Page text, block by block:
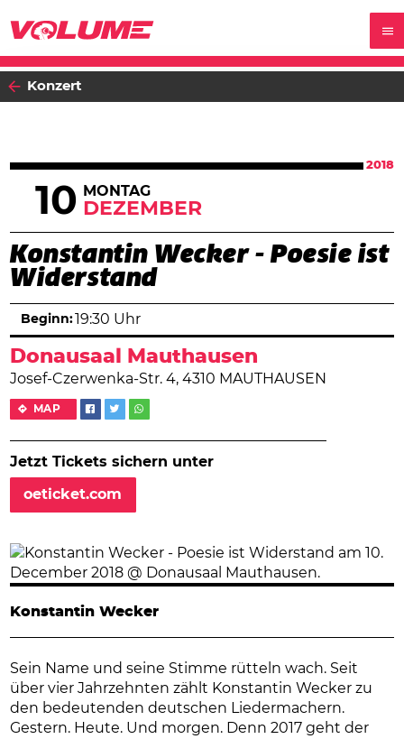
Konzert
2018
10 MONTAG
DEZEMBER
Konstantin Wecker - Poesie ist
Widerstand
Donausaal Mauthausen
Josef-Czerwenka-Str. 4, 4310 MAUTHAUSEN
MAP
Jetzt Tickets sichern unter
oeticket.com
Beginn: 19:30 Uhr
Konstantin Wecker
Sein Name und seine Stimme rütteln wach. Seit
über vier Jahrzehnten zählt Konstantin Wecker zu
den bedeutenden deutschen Liedermachern.
Gestern. Heute. Und morgen. Denn 2017 geht der